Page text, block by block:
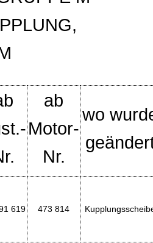
ab
Motor-
Nr.
wo
619 473 814